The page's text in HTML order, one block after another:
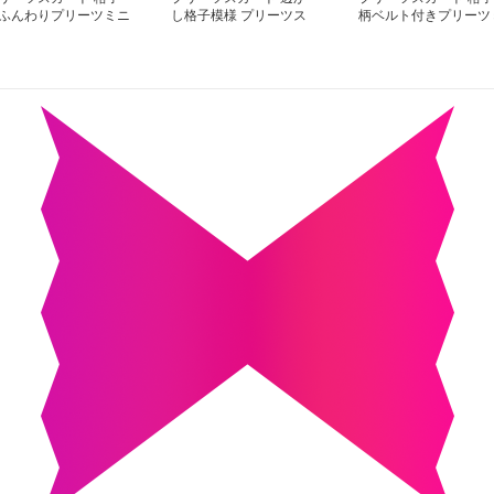
んわりプリーツミニ
し格子模様 プリーツス
柄ベルト付きプリーツ